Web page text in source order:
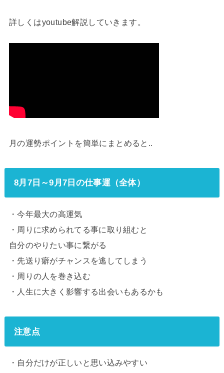
詳しくはyoutube解説していきます。
月の運勢ポイントを簡単にまとめると..
8月7日～9月7日の仕事運（全体）
・今年最大の高運気
・周りに求められてる事に取り組むと
自分のやりたい事に繋がる
・先送り癖がチャンスを逃してしまう
・周りの人を巻き込む
・人生に大きく影響する出会いもあるかも
注意点
・自分だけが正しいと思い込みやすい